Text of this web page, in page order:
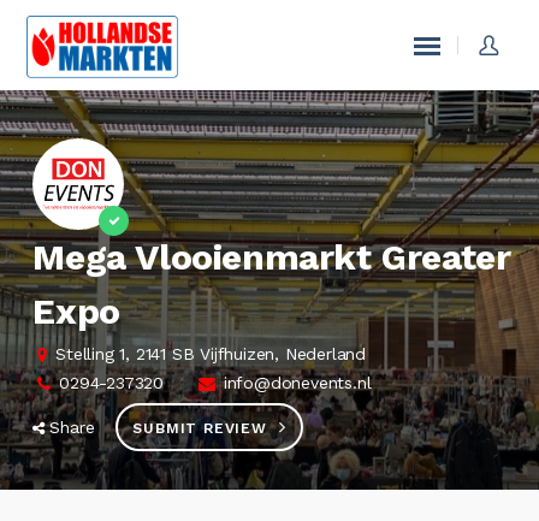
Mega Vlooienmarkt Greater
Expo
Stelling 1, 2141 SB Vijfhuizen, Nederland
0294-237320
info@donevents.nl
Share SUBMIT REVIEW